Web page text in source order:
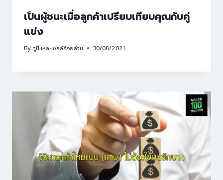
เป็นผู้ชนะเมื่อลูกค้าเปรียบเทียบคุณกับคู่
แข่ง
Byกูนี่แหละเซลล์ร้อยล้าน 30/08/2021